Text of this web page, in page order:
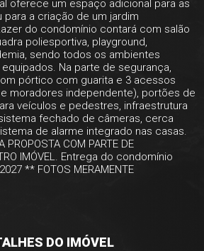
oferece um espaço adicional para as
a criação de um jardim
do condomínio contará com salão
poliesportiva, playground,
sendo todos os ambientes
Na parte de segurança,
pórtico com guarita e 3 acessos
moradores independente), portões de
veículos e pedestres, infraestrutura
fechado de câmeras, cerca
de alarme integrado nas casas.
PROPOSTA COM PARTE DE
IMÓVEL. Entrega do condomínio
** FOTOS MERAMENTE
DO IMÓVEL